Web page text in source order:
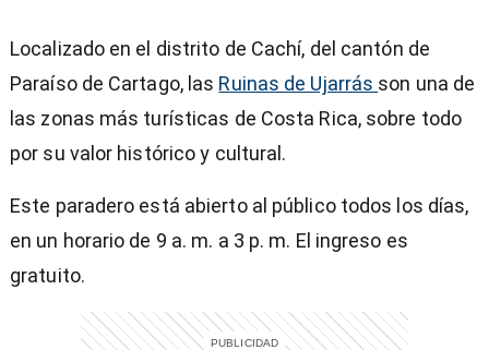
Localizado en el distrito de Cachí, del cantón de
Paraíso de Cartago, las Ruinas de Ujarrás son una de
las zonas más turísticas de Costa Rica, sobre todo
por su valor histórico y cultural.
Este paradero está abierto al público todos los días,
en un horario de 9 a. m. a 3 p. m. El ingreso es
gratuito.